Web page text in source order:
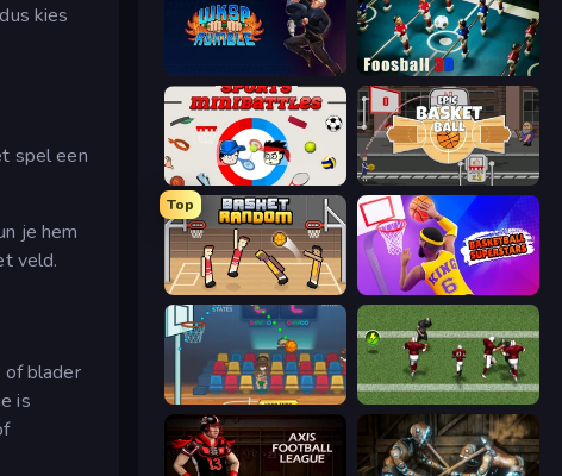
kies
spel een
je hem
veld.
of blader
is
Foosball 3D
Sports Minibattles Epic Basketball
Top
Basket Random Basketball Superstars
Basket Champs Return Man 2